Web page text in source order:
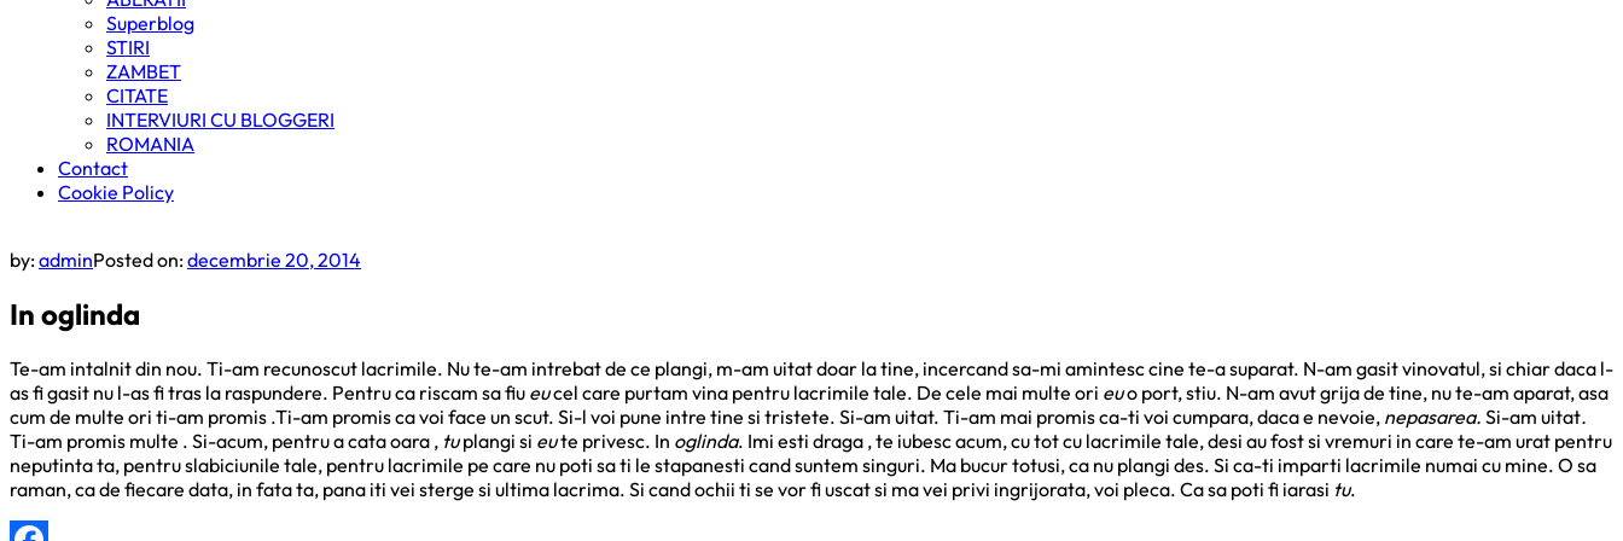
Superblog
STIRI
ZAMBET
CITATE
INTERVIURI CU BLOGGERI
ROMANIA
Contact
Cookie Policy
by:adminPosted on:decembrie 20, 2014
In oglinda
Te-am intalnit din nou. Ti-am recunoscut lacrimile. Nu te-am intrebat de ce plangi, m-am uitat doar la tine, incercand sa-mi amintesc cine te-a suparat. N-am gasit vinovatul, si chiar daca l-
as fi gasit nu l-as fi tras la raspundere. Pentru ca riscam sa fiu eucel care purtam vina pentru lacrimile tale. De cele mai multe ori euo port, stiu. N-am avut grija de tine, nu te-am aparat, asa
cum de multe ori ti-am promis .Ti-am promis ca voi face un scut. Si-l voi pune intre tine si tristete. Si-am uitat. Ti-am mai promis ca-ti voi cumpara, daca e nevoie, nepasarea. Si-am uitat.
Ti-am promis multe . Si-acum, pentru a cata oara , tuplangi si eute privesc. In oglinda. Imi esti draga , te iubesc acum, cu tot cu lacrimile tale, desi au fost si vremuri in care te-am urat pentru
neputinta ta, pentru slabiciunile tale, pentru lacrimile pe care nu poti sa ti le stapanesti cand suntem singuri. Ma bucur totusi, ca nu plangi des. Si ca-ti imparti lacrimile numai cu mine. O sa
raman, ca de fiecare data, in fata ta, pana iti vei sterge si ultima lacrima. Si cand ochii ti se vor fi uscat si ma vei privi ingrijorata, voi pleca. Ca sa poti fi iarasi tu.